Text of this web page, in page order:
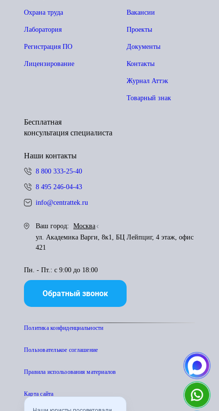
Вакансии
Проекты
Документы
Контакты
Журнал Аттэк
Товарный знак
Охрана труда
Лаборатория
Регистрация ПО
Лицензирование
Бесплатная
консультация специалиста
Наши контакты
8 800 333-25-40
8 495 246-04-43
info@centrattek.ru
Ваш город:
Москва
ул. Академика Варги, 8к1, БЦ Лейпциг, 4 этаж, офис
421
Пн. - Пт.: с 9:00 до 18:00
Обратный звонок
Политика конфиденциальности
Пользователькое соглашение
Правила использования материалов
Карта сайта